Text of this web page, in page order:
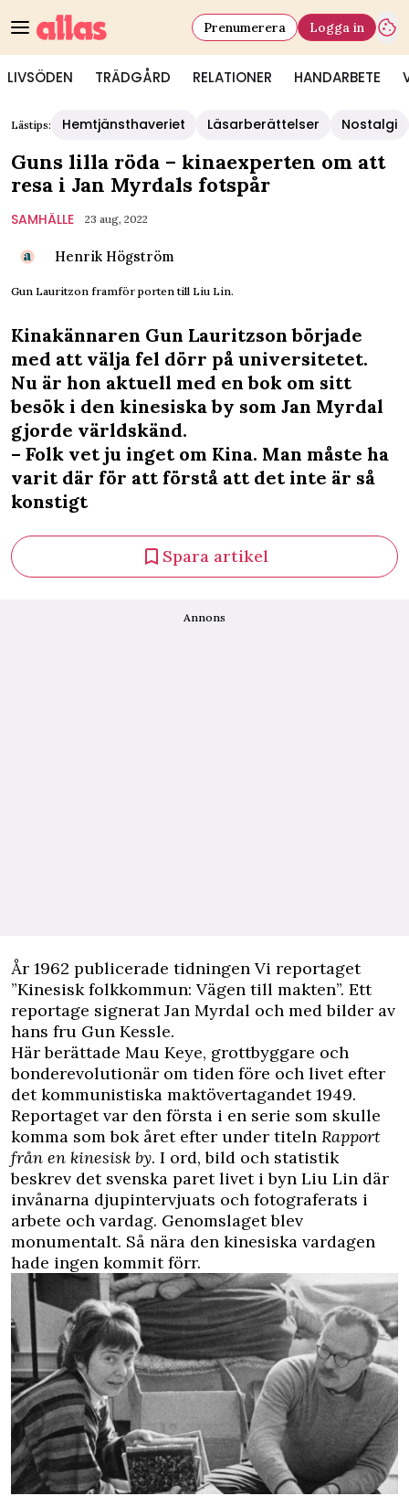
LIVSÖDEN TRÄDGÅRD RELATIONER HANDARBETE
Prenumerera Logga in
Lästips: Hemtjänsthaveriet Läsarberättelser Nostalgi
Guns lilla röda – kinaexperten om att
resa i Jan Myrdals fotspår
SAMHÄLLE 23 aug, 2022
Henrik Högström
Gun Lauritzon framför porten till Liu Lin.
Kinakännaren Gun Lauritzson började
med att välja fel dörr på universitetet.
Nu är hon aktuell med en bok om sitt
besök i den kinesiska by som Jan Myrdal
gjorde världskänd.
– Folk vet ju inget om Kina. Man måste ha
varit där för att förstå att det inte är så
konstigt
Spara artikel
Annons
År 1962 publicerade tidningen Vi reportaget
”Kinesisk folkkommun: Vägen till makten”. Ett
reportage signerat Jan Myrdal och med bilder av
hans fru Gun Kessle.
Här berättade Mau Keye, grottbyggare och
bonderevolutionär om tiden före och livet efter
det kommunistiska maktövertagandet 1949.
Reportaget var den första i en serie som skulle
komma som bok året efter under titeln Rapport
från en kinesisk by. I ord, bild och statistik
beskrev det svenska paret livet i byn Liu Lin där
invånarna djupintervjuats och fotograferats i
arbete och vardag. Genomslaget blev
monumentalt. Så nära den kinesiska vardagen
hade ingen kommit förr.